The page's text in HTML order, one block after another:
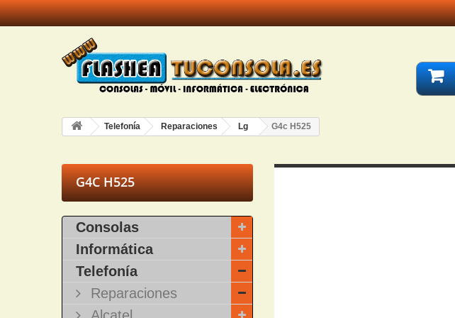
Telefonía Reparaciones Lg G4c H525
G4C H525
Consolas
Informática
Telefonía
Reparaciones